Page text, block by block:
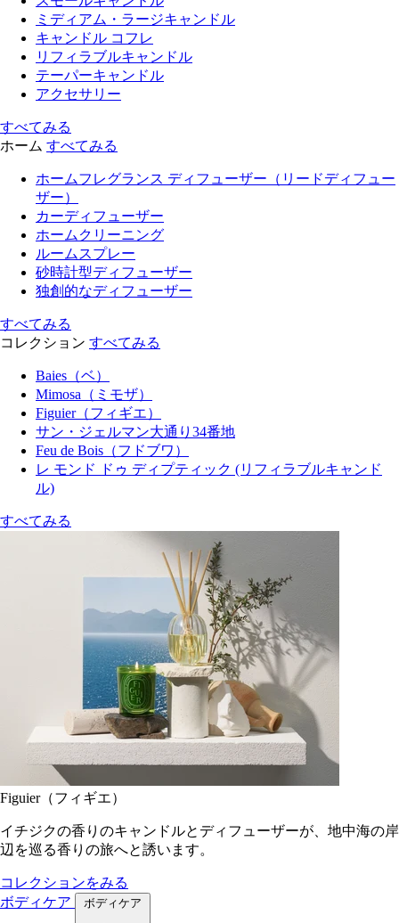
ミディアム・ラージキャンドル
キャンドル コフレ
リフィラブルキャンドル
テーパーキャンドル
アクセサリー
すべてみる
ホーム すべてみる
ホームフレグランス ディフューザー（リードディフュー
ザー）
カーディフューザー
ホームクリーニング
ルームスプレー
砂時計型ディフューザー
独創的なディフューザー
すべてみる
コレクション すべてみる
Baies（ベ）
Mimosa（ミモザ）
Figuier（フィギエ）
サン・ジェルマン大通り34番地
Feu de Bois（フドブワ）
レ モンド ドゥ ディプティック (リフィラブルキャンド
ル)
すべてみる
Figuier（フィギエ）
イチジクの香りのキャンドルとディフューザーが、地中海の岸
辺を巡る香りの旅へと誘います。
コレクションをみる
ボディケア
ボディケア